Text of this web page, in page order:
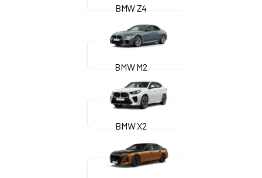
BMW Z4
BMW M2
BMW X2